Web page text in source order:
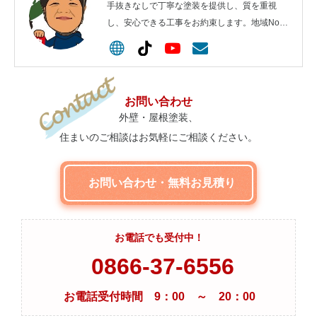
手抜きなしで丁寧な塗装を提供し、質を重視
し、安心できる工事をお約束します。地域No.1
を目指します！
お問い合わせ
外壁・屋根塗装、
住まいのご相談はお気軽にご相談ください。
お問い合わせ・無料お見積り
お電話でも受付中！
0866-37-6556
お電話受付時間 9：00 ～ 20：00